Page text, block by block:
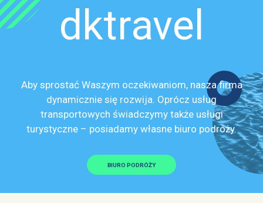
dktravel
Aby sprostać Waszym oczekiwaniom, nasza firma
dynamicznie się rozwija. Oprócz usług
transportowych świadczymy także usługi
turystyczne – posiadamy własne biuro podróży.
BIURO PODRÓŻY